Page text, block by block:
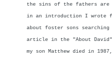
the sins of the fathers are
in an introduction I wrote
about foster sons
article in the "About
my son Matthew died in